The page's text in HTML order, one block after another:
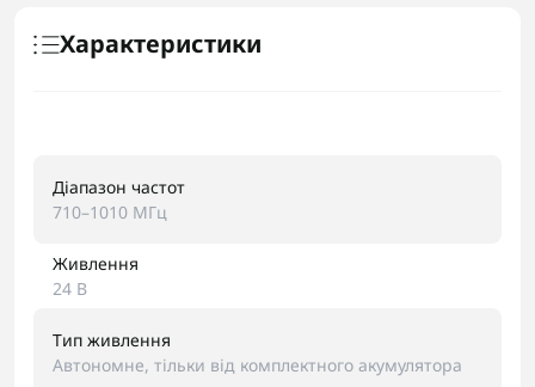
Характеристики
Діапазон частот
710–1010 МГц
Живлення
24 В
Тип живлення
Автономне, тільки від комплектного акумулятора